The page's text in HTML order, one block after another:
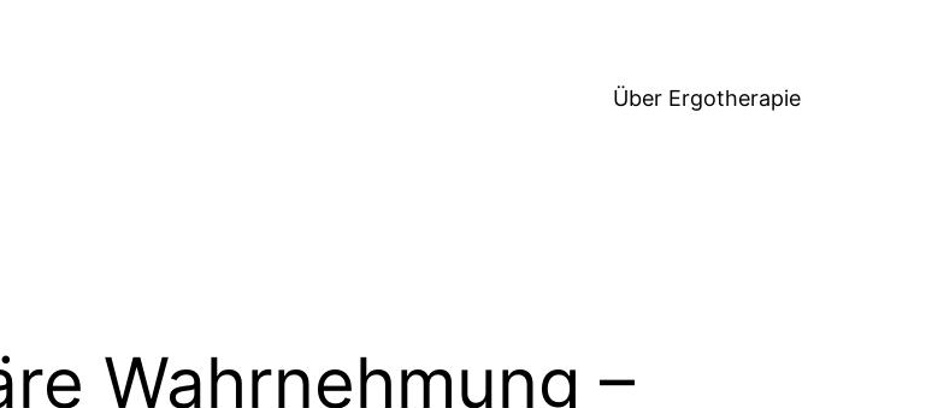
Über Ergotherapie
Wahrnehmung –